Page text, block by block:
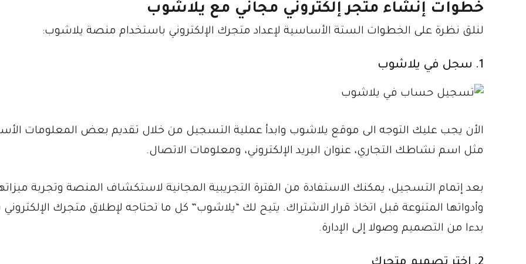
خطوات إنشاء متجر إلكتروني مجاني مع يلاشوب
لنلق نظرة على الخطوات الستة الأساسية لإعداد متجرك الإلكتروني باستخدام منصة يلاشوب:
1. سجل في يلاشوب
الأن يجب عليك التوجه الى موقع يلاشوب وابدأ عملية التسجيل من خلال تقديم بعض المعلومات
مثل اسم نشاطك التجاري، عنوان البريد الإلكتروني، ومعلومات الاتصال.
بعد إتمام التسجيل، يمكنك الاستفادة من الفترة التجريبية المجانية لاستكشاف المنصة وتجربة
وأدواتها المتنوعة قبل اتخاذ قرار الاشتراك. يتيح لك “يلاشوب” كل ما تحتاجه لإطلاق متجرك الإلكتروني
بدءا من التصميم وصولا إلى الإدارة.